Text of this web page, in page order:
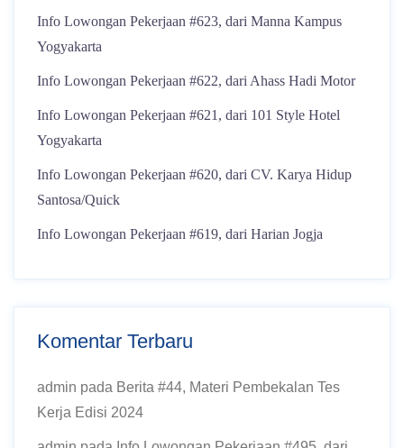
Info Lowongan Pekerjaan #623, dari Manna Kampus
Yogyakarta
Info Lowongan Pekerjaan #622, dari Ahass Hadi Motor
Info Lowongan Pekerjaan #621, dari 101 Style Hotel
Yogyakarta
Info Lowongan Pekerjaan #620, dari CV. Karya Hidup
Santosa/Quick
Info Lowongan Pekerjaan #619, dari Harian Jogja
Komentar Terbaru
admin pada Berita #44, Materi Pembekalan Tes
Kerja Edisi 2024